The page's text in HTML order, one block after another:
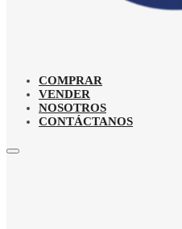
COMPRAR
VENDER
NOSOTROS
CONTÁCTANOS